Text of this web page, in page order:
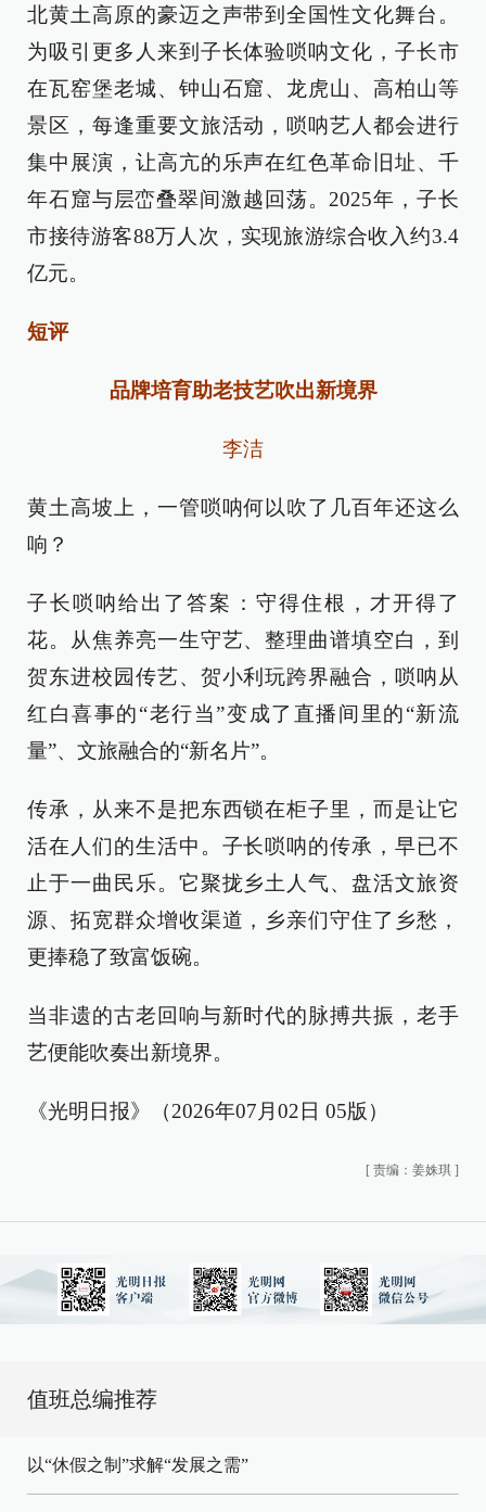
北黄土高原的豪迈之声带到全国性文化舞台。
为吸引更多人来到子长体验唢呐文化，子长市
在瓦窑堡老城、钟山石窟、龙虎山、高柏山等
景区，每逢重要文旅活动，唢呐艺人都会进行
集中展演，让高亢的乐声在红色革命旧址、千
年石窟与层峦叠翠间激越回荡。2025年，子长
市接待游客88万人次，实现旅游综合收入约3.4
亿元。
短评
品牌培育助老技艺吹出新境界
李洁
黄土高坡上，一管唢呐何以吹了几百年还这么
响？
子长唢呐给出了答案：守得住根，才开得了
花。从焦养亮一生守艺、整理曲谱填空白，到
贺东进校园传艺、贺小利玩跨界融合，唢呐从
红白喜事的“老行当”变成了直播间里的“新流
量”、文旅融合的“新名片”。
传承，从来不是把东西锁在柜子里，而是让它
活在人们的生活中。子长唢呐的传承，早已不
止于一曲民乐。它聚拢乡土人气、盘活文旅资
源、拓宽群众增收渠道，乡亲们守住了乡愁，
更捧稳了致富饭碗。
当非遗的古老回响与新时代的脉搏共振，老手
艺便能吹奏出新境界。
《光明日报》（2026年07月02日 05版）
[ 责编：姜姝琪 ]
值班总编推荐
以“休假之制”求解“发展之需”